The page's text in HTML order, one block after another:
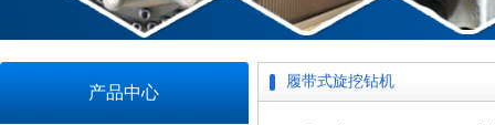
产品中心
履带式旋挖钻机